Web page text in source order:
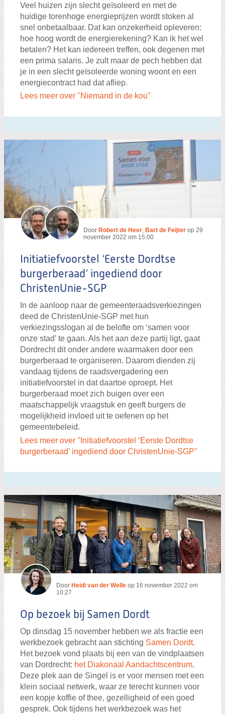
Veel huizen zijn slecht geïsoleerd en met de
huidige torenhoge energieprijzen wordt stoken al
snel onbetaalbaar. Dat kan onzekerheid opleveren:
hoe hoog wordt de energierekening? Kan ik het wel
betalen? Het kan iedereen treffen, ook degenen met
een prima salaris. Je zult maar de pech hebben dat
je in een slecht geïsoleerde woning woont en een
energiecontract had dat afliep.
Lees meer over "Niemand in de kou"
Door Robert de Heer, Bart de Feijter op 29
november 2022 om 15:00
Initiatiefvoorstel ‘Eerste Dordtse
burgerberaad’ ingediend door
ChristenUnie-SGP
In de aanloop naar de gemeenteraadsverkiezingen
deed de ChristenUnie-SGP met hun
verkiezingsslogan al de belofte om ‘samen voor
onze stad’ te gaan. Als het aan deze partij ligt, gaat
Dordrecht dit onder andere waarmaken door een
burgerberaad te organiseren. Daarom dienden zij
vandaag tijdens de raadsvergadering een
initiatiefvoorstel in dat daartoe oproept. Het
burgerberaad moet zich buigen over een
maatschappelijk vraagstuk en geeft burgers de
mogelijkheid invloed uit te oefenen op het
gemeentebeleid.
Lees meer over "Initiatiefvoorstel ‘Eerste Dordtse
burgerberaad’ ingediend door ChristenUnie-SGP"
Door Heidi van der Welle op 16 november 2022 om
10:27
Op bezoek bij Samen Dordt
Op dinsdag 15 november hebben we als fractie een
werkbezoek gebracht aan stichting Samen Dordt.
Het bezoek vond plaats bij een van de vindplaatsen
van Dordrecht: het Diakonaal Aandachtscentrum.
Deze plek aan de Singel is er voor mensen met een
klein sociaal netwerk, waar ze terecht kunnen voor
een kopje koffie of thee, gezelligheid of een goed
gesprek. Ook tijdens het werkbezoek was het